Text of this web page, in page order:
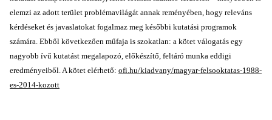
elemzi az adott terület problémavilágát annak reményében, hogy releváns
kérdéseket és javaslatokat fogalmaz meg későbbi kutatási programok
számára. Ebből következően műfaja is szokatlan: a kötet válogatás egy
nagyobb ívű kutatást megalapozó, előkészítő, feltáró munka eddigi
eredményeiből. A kötet elérhető: ofi.hu/kiadvany/magyar-felsooktatas-1988-
es-2014-kozott